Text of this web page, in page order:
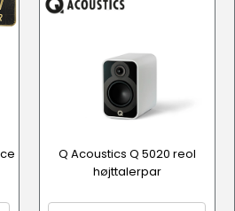
Q Acoustics Q 5020 reol
højttalerpar